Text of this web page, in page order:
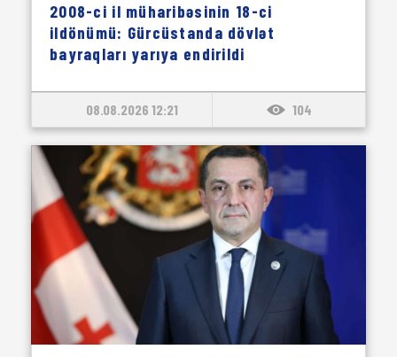
2008-ci il müharibəsinin 18-ci
ildönümü: Gürcüstanda dövlət
bayraqları yarıya endirildi
08.08.2026 12:21 104